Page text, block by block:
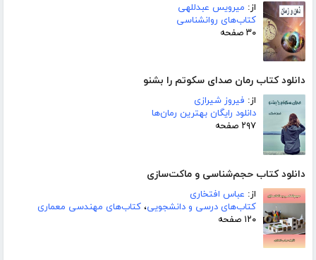
از: میرویس عبدللهی
کتاب‌های روانشناسی
۳۰ صفحه
دانلود کتاب رمان صدای سکوتم را بشنو
از: فیروز شیرازی
دانلود رایگان بهترین رمان‌ها
۲۹۷ صفحه
دانلود کتاب حجم‌شناسی و ماکت‌سازی
از: عباس افتخاری
کتاب‌های درسی و دانشجویی، کتاب‌های مهندسی معماری
۱۲۰ صفحه